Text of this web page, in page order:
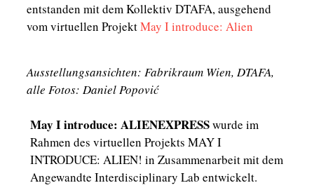
entstanden mit dem Kollektiv DTAFA, ausgehend
vom virtuellen ProjektMay I introduce: Alien
Ausstellungsansichten: Fabrikraum Wien, DTAFA,
alle Fotos: Daniel Popović
May I introduce: ALIENEXPRESSwurde im
Rahmen des virtuellen Projekts MAY I
INTRODUCE: ALIEN! in Zusammenarbeit mit dem
Angewandte Interdisciplinary Lab entwickelt.